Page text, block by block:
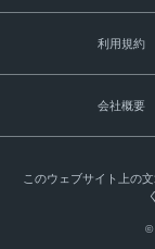
利用規約
会社概要
このウェブサイト上の
©